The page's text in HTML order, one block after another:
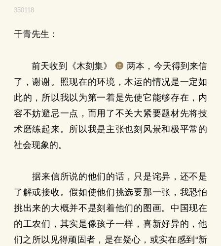
350118
干青先生：
前天收到《木刻集》
两本，今天得到来信
了，谢谢。照现在的环境，木运的情况是一定如
此的，所以我以为第一着是先使它能够存在，内
容不妨避忌一点，而用了不关大紧要题材先将技
术磨练起来。所以我是主张也刻风景和极平常的
社会现象的。
据来信所说的他们的话，只是诧异，还不是
了解或接收。假如使他们挑选要那一张，我恐怕
挑出来的大概并不是刻着他们的图画。中国现在
的工农们，其实是像孩子一样，喜新好异的，他
们之所以见得顽固者，是在疑心，或实在感到“新